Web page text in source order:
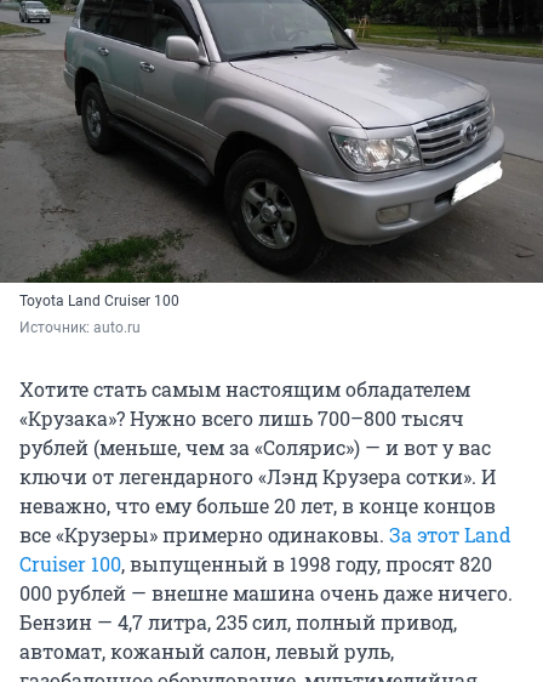
Toyota Land Cruiser 100
Источник: auto.ru
Хотите стать самым настоящим обладателем
«Крузака»? Нужно всего лишь 700–800 тысяч
рублей (меньше, чем за «Солярис») — и вот у вас
ключи от легендарного «Лэнд Крузера сотки». И
неважно, что ему больше 20 лет, в конце концов
все «Крузеры» примерно одинаковы. За этот Land
Cruiser 100, выпущенный в 1998 году, просят 820
000 рублей — внешне машина очень даже ничего.
Бензин — 4,7 литра, 235 сил, полный привод,
автомат, кожаный салон, левый руль,